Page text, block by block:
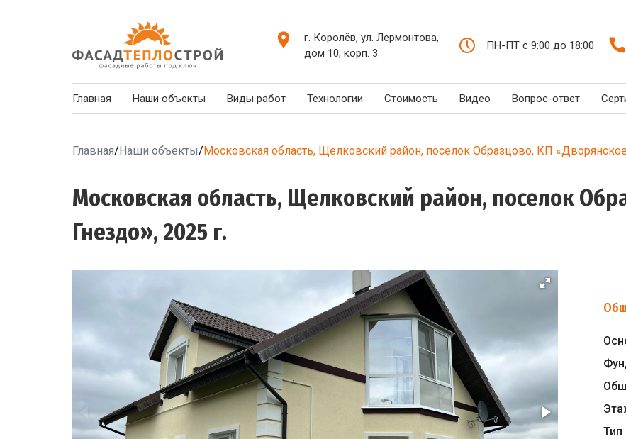
г. Королёв, ул. Лермонтова,
дом 10, корп. 3
ПН-ПТ с 9:00 до 18:00
Главная Наши объекты Виды работ Технологии Стоимость Видео Вопрос-ответ
Главная/Наши объекты/Московская область, Щелковский район, поселок Образцово, КП «Дворянское
Московская область, Щелковский район, поселок
Гнездо», 2025 г.
Тип